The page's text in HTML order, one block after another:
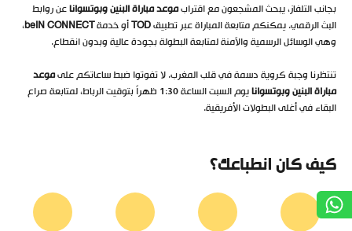
بجانب التلفاز، يبحث المشجعون مع اقترابموعد مباراة البنين وبوتسواناعن روابط
البث الرقمي. يمكنكم متابعة المباراة عبر تطبيقTODأو خدمةbeIN CONNECT،
وهي الوسائل الرسمية والآمنة لمتابعة البطولة بجودة عالية وبدون انقطاع.
تنتظرنا وجبة كروية دسمة في قلب المغرب. لا تفوتوا ضبط ساعاتكم علىموعد
مباراة البنين وبوتسوانا
يوم السبت الساعة 1:30 ظهراً بتوقيت الرباط، لمتابعة صراع
البقاء في أغلى البطولات الأفريقية.
كيف كان انطباعك؟